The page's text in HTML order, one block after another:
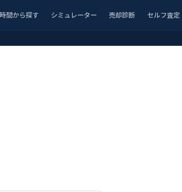
間から探す シミュレーター 売却診断 セルフ査定